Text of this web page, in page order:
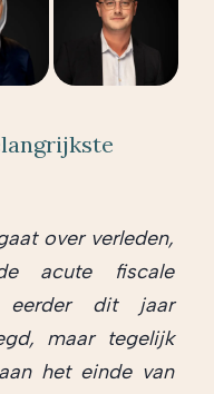
over verleden,
acute fiscale
eerder dit jaar
maar tegelijk
het einde van